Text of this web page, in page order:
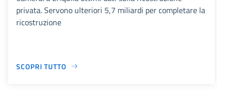
privata. Servono ulteriori 5,7 miliardi per completare la
ricostruzione
SCOPRI TUTTO